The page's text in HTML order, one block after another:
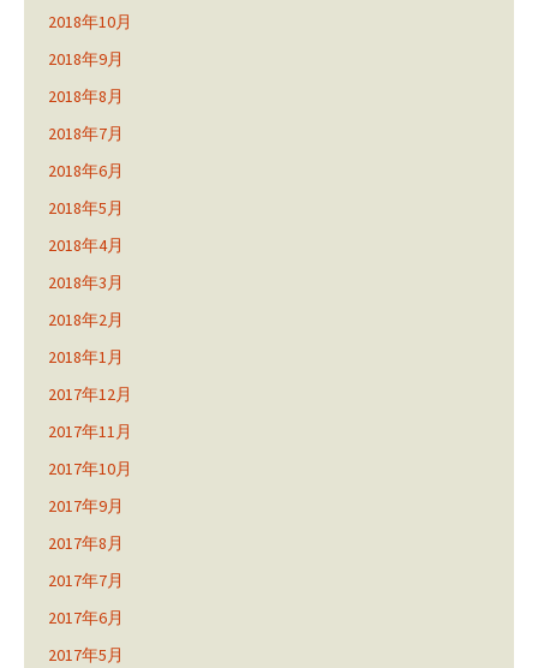
2018年10月
2018年9月
2018年8月
2018年7月
2018年6月
2018年5月
2018年4月
2018年3月
2018年2月
2018年1月
2017年12月
2017年11月
2017年10月
2017年9月
2017年8月
2017年7月
2017年6月
2017年5月